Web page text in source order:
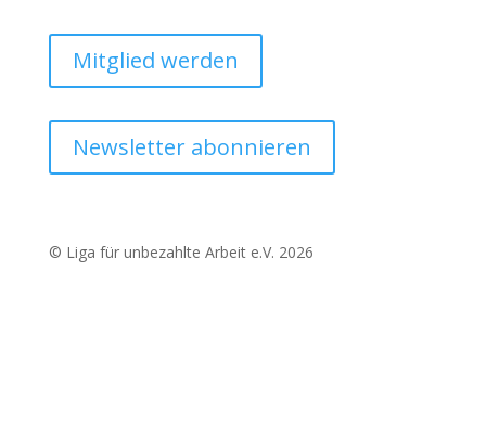
Mitglied werden
Newsletter abonnieren
© Liga für unbezahlte Arbeit e.V. 2026